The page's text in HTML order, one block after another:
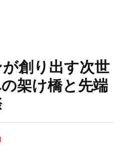
創り出す次世
架け橋と先端